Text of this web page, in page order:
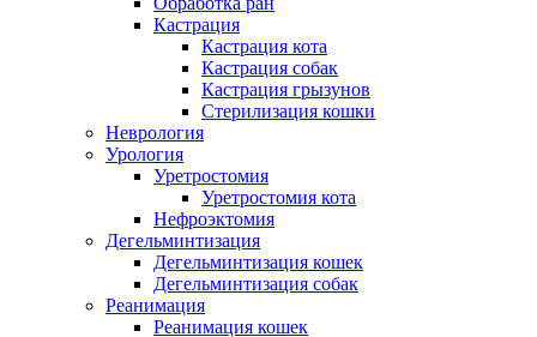
Кастрация
Кастрация кота
Кастрация собак
Кастрация грызунов
Стерилизация кошки
Неврология
Урология
Уретростомия
Уретростомия кота
Нефроэктомия
Дегельминтизация
Дегельминтизация кошек
Дегельминтизация собак
Реанимация
Реанимация кошек